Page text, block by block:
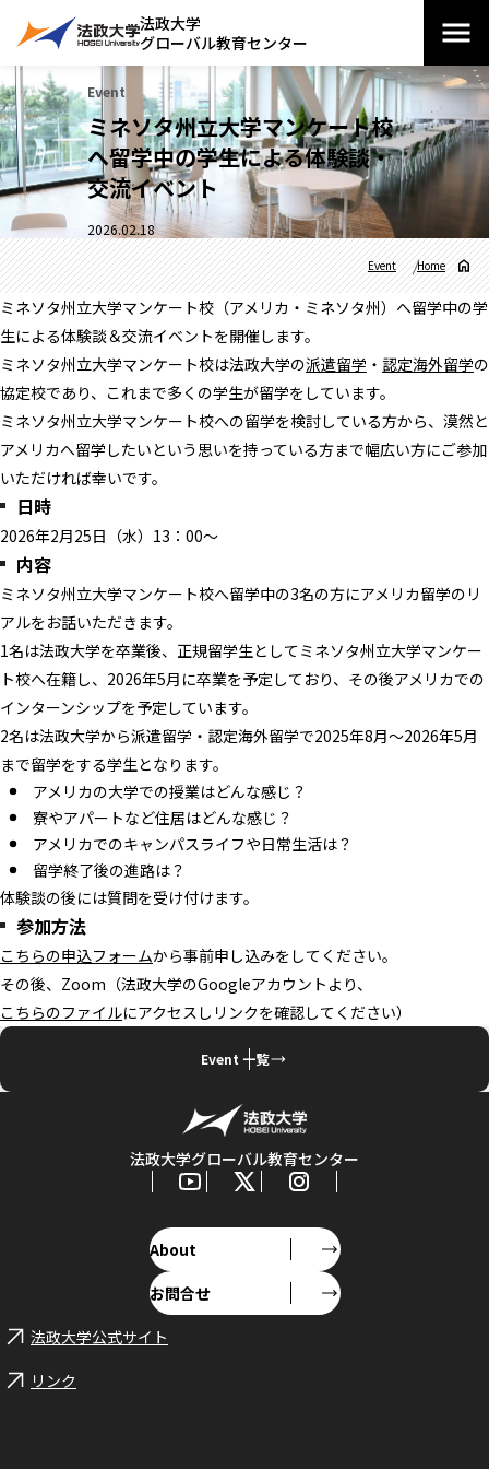
法政大学
グローバル教育センター
Event
ミネソタ州立大学マンケート校
へ留学中の学生による体験談・
交流イベント
2026.02.18
Home
Event
ミネソタ州立大学マンケート校（アメリカ・ミネソタ州）へ留学中の学
生による体験談＆交流イベントを開催します。
ミネソタ州立大学マンケート校は法政大学の派遣留学 ・ 認定海外留学の
協定校であり、これまで多くの学生が留学をしています。
ミネソタ州立大学マンケート校への留学を検討している方から、漠然と
アメリカへ留学したいという思いを持っている方まで幅広い方にご参加
いただければ幸いです。
日時
2026年2月25日（水）13：00～
内容
ミネソタ州立大学マンケート校へ留学中の3名の方にアメリカ留学のリ
アルをお話いただきます。
1名は法政大学を卒業後、正規留学生としてミネソタ州立大学マンケー
ト校へ在籍し、2026年5月に卒業を予定しており、その後アメリカでの
インターンシップを予定しています。
2名は法政大学から派遣留学・認定海外留学で2025年8月～2026年5月
まで留学をする学生となります。
アメリカの大学での授業はどんな感じ？
寮やアパートなど住居はどんな感じ？
アメリカでのキャンパスライフや日常生活は？
留学終了後の進路は？
体験談の後には質問を受け付けます。
参加方法
こちらの申込フォームから事前申し込みをしてください。
その後、Zoom（法政大学のGoogleアカウントより、
こちらのファイルにアクセスしリンクを確認してください）
Event 一覧
法政大学グローバル教育センター
About
お問合せ
法政大学公式サイト
リンク